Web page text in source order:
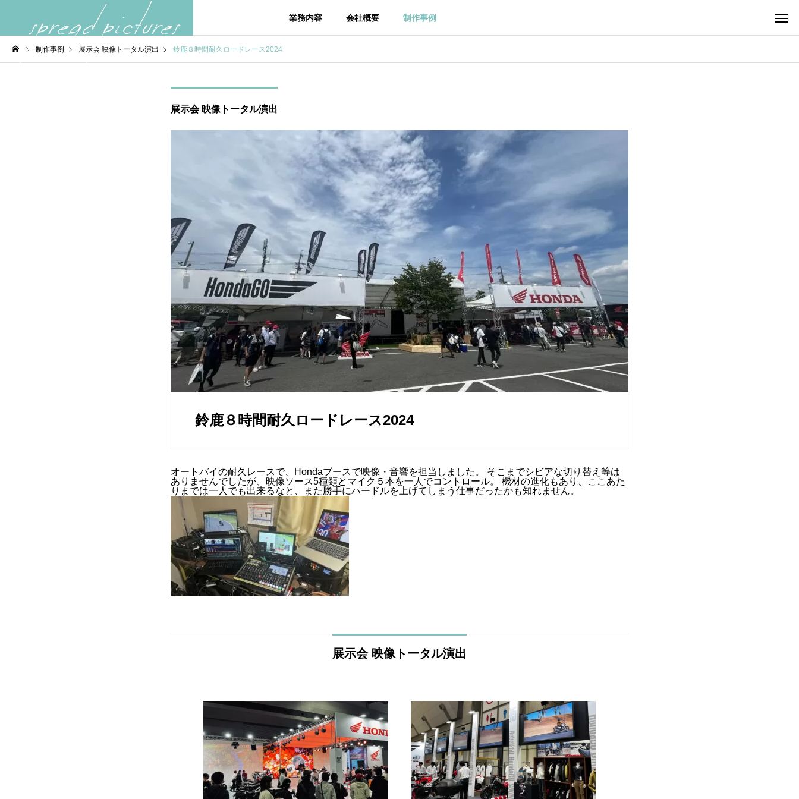
業務内容 会社概要 制作事例
制作事例 展示会 映像トータル演出 鈴鹿８時間耐久ロードレース2024
展示会 映像トータル演出
鈴鹿８時間耐久ロードレース2024
オートバイの耐久レースで、Hondaブースで映像・音響を担当しました。 そこまでシビアな切り替え等は
ありませんでしたが、映像ソース5種類とマイク５本を一人でコントロール。 機材の進化もあり、ここあた
りまでは一人でも出来るなと、また勝手にハードルを上げてしまう仕事だったかも知れません。
展示会 映像トータル演出